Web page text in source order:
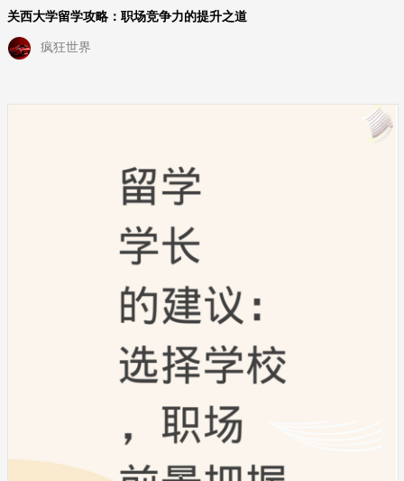
关西大学留学攻略：职场竞争力的提升之道
疯狂世界